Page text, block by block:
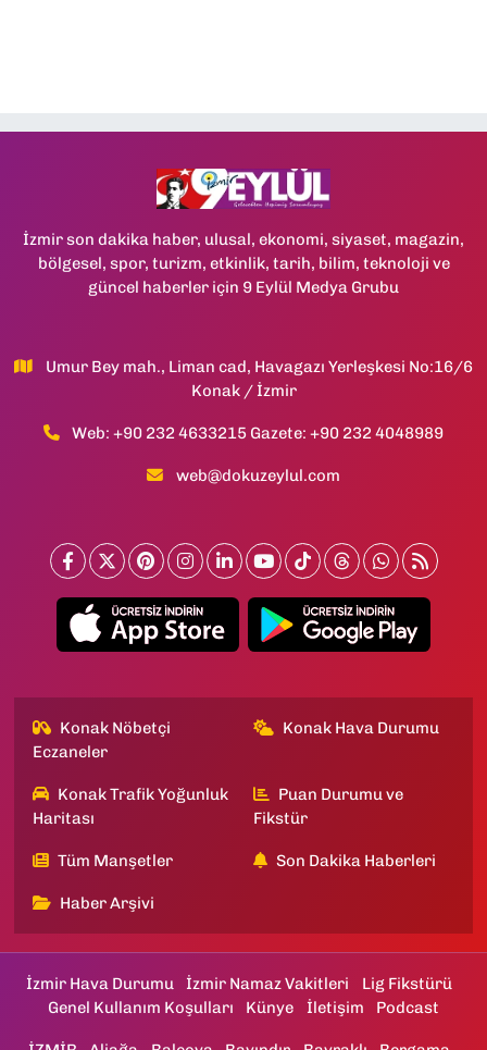
İzmir son dakika haber, ulusal, ekonomi, siyaset, magazin,
bölgesel, spor, turizm, etkinlik, tarih, bilim, teknoloji ve
güncel haberler için 9 Eylül Medya Grubu
Umur Bey mah., Liman cad, Havagazı Yerleşkesi No:16/6
Konak / İzmir
Web: +90 232 4633215 Gazete: +90 232 4048989
web@dokuzeylul.com
Konak Nöbetçi
Eczaneler
Konak Hava Durumu
Konak Trafik Yoğunluk
Haritası
Puan Durumu ve
Fikstür
Tüm Manşetler Son Dakika Haberleri
Haber Arşivi
İzmir Hava Durumu İzmir Namaz Vakitleri
Lig Fikstürü
Genel Kullanım Koşulları
Künye İletişim Podcast